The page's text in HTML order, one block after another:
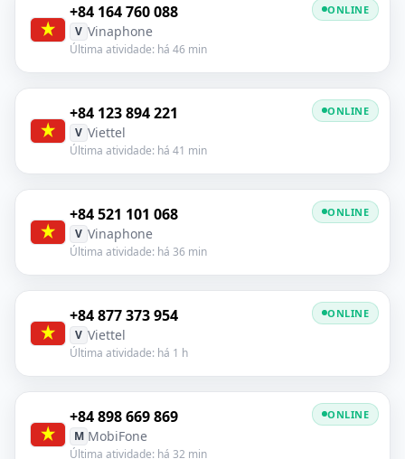
+84 164 760 088
V Vinaphone
Última atividade: há 46 min
ONLINE
+84 123 894 221
V Viettel
Última atividade: há 41 min
ONLINE
+84 521 101 068
V Vinaphone
Última atividade: há 36 min
ONLINE
+84 877 373 954
V Viettel
Última atividade: há 1 h
ONLINE
+84 898 669 869
M MobiFone
Última atividade: há 32 min
ONLINE